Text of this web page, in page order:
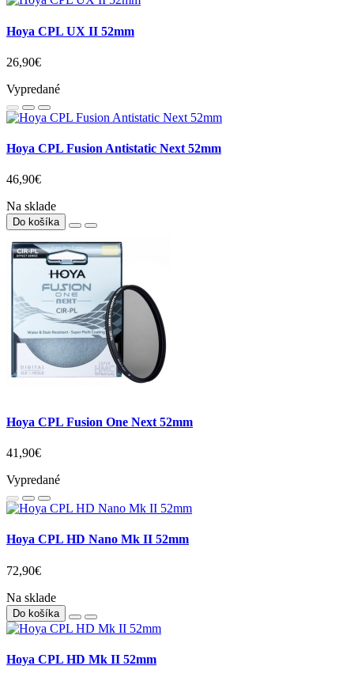
Hoya CPL UX II 52mm
26,90€
Vypredané
Hoya CPL Fusion Antistatic Next 52mm
46,90€
Na sklade
Do košíka
Hoya CPL Fusion One Next 52mm
41,90€
Vypredané
Hoya CPL HD Nano Mk II 52mm
72,90€
Na sklade
Do košíka
Hoya CPL HD Mk II 52mm